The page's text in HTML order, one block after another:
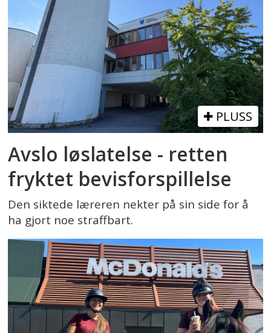
PLUSS
Avslo løslatelse - retten
fryktet bevisforspillelse
Den siktede læreren nekter på sin side for å
ha gjort noe straffbart.